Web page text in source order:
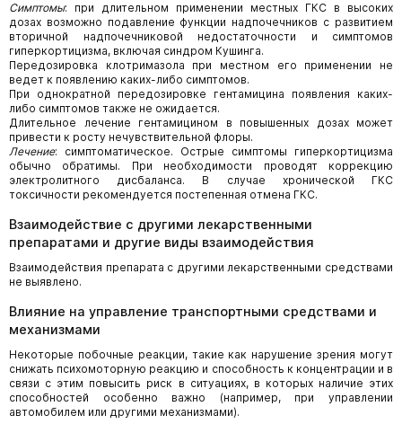
Симптомы: при длительном применении местных ГКС в высоких
дозах возможно подавление функции надпочечников с развитием
вторичной надпочечниковой недостаточности и симптомов
гиперкортицизма, включая синдром Кушинга.
Передозировка клотримазола при местном его применении не
ведет к появлению каких-либо симптомов.
При однократной передозировке гентамицина появления каких-
либо симптомов также не ожидается.
Длительное лечение гентамицином в повышенных дозах может
привести к росту нечувствительной флоры.
Лечение: симптоматическое. Острые симптомы гиперкортицизма
обычно обратимы. При необходимости проводят коррекцию
электролитного дисбаланса. В случае хронической ГКС
токсичности рекомендуется постепенная отмена ГКС.
Взаимодействие с другими лекарственными
препаратами и другие виды взаимодействия
Взаимодействия препарата с другими лекарственными средствами
не выявлено.
Влияние на управление транспортными средствами и
механизмами
Некоторые побочные реакции, такие как нарушение зрения могут
снижать психомоторную реакцию и способность к концентрации и в
связи с этим повысить риск в ситуациях, в которых наличие этих
способностей особенно важно (например, при управлении
автомобилем или другими механизмами).